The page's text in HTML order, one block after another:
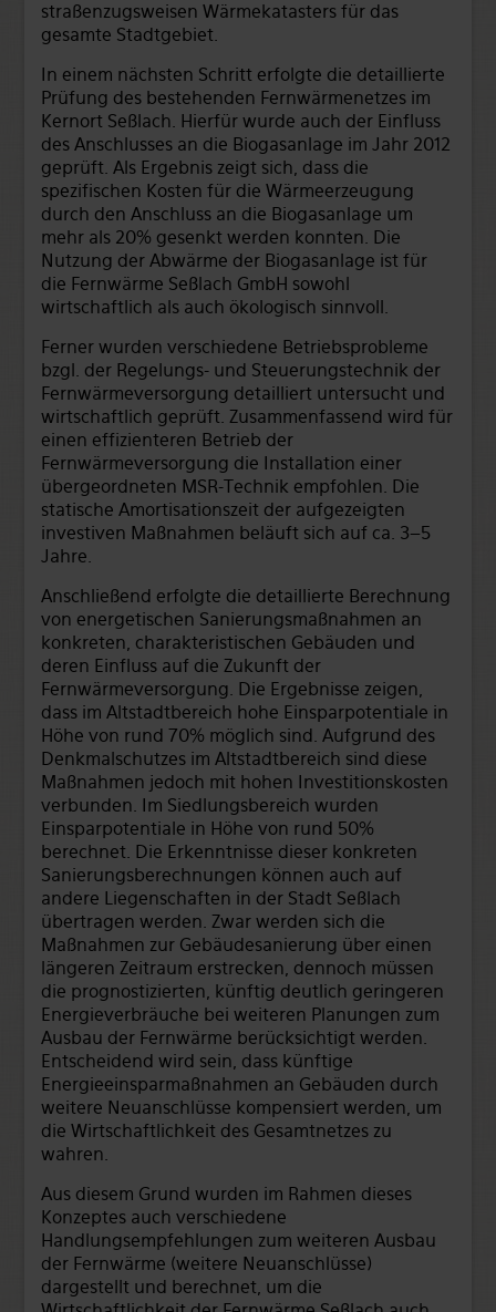
straßenzugsweisen Wärmekatasters für das
gesamte Stadtgebiet.
In einem nächsten Schritt erfolgte die detaillierte
Prüfung des bestehenden Fernwärmenetzes im
Kernort Seßlach. Hierfür wurde auch der Einfluss
des Anschlusses an die Biogasanlage im Jahr 2012
geprüft. Als Ergebnis zeigt sich, dass die
spezifischen Kosten für die Wärmeerzeugung
durch den Anschluss an die Biogasanlage um
mehr als 20% gesenkt werden konnten. Die
Nutzung der Abwärme der Biogasanlage ist für
die Fernwärme Seßlach GmbH sowohl
wirtschaftlich als auch ökologisch sinnvoll.
Ferner wurden verschiedene Betriebsprobleme
bzgl. der Regelungs- und Steuerungstechnik der
Fernwärmeversorgung detailliert untersucht und
wirtschaftlich geprüft. Zusammenfassend wird für
einen effizienteren Betrieb der
Fernwärmeversorgung die Installation einer
übergeordneten MSR-Technik empfohlen. Die
statische Amortisationszeit der aufgezeigten
investiven Maßnahmen beläuft sich auf ca. 3–5
Jahre.
Anschließend erfolgte die detaillierte Berechnung
von energetischen Sanierungsmaßnahmen an
konkreten, charakteristischen Gebäuden und
deren Einfluss auf die Zukunft der
Fernwärmeversorgung. Die Ergebnisse zeigen,
dass im Altstadtbereich hohe Einsparpotentiale in
Höhe von rund 70% möglich sind. Aufgrund des
Denkmalschutzes im Altstadtbereich sind diese
Maßnahmen jedoch mit hohen Investitionskosten
verbunden. Im Siedlungsbereich wurden
Einsparpotentiale in Höhe von rund 50%
berechnet. Die Erkenntnisse dieser konkreten
Sanierungsberechnungen können auch auf
andere Liegenschaften in der Stadt Seßlach
übertragen werden. Zwar werden sich die
Maßnahmen zur Gebäudesanierung über einen
längeren Zeitraum erstrecken, dennoch müssen
die prognostizierten, künftig deutlich geringeren
Energieverbräuche bei weiteren Planungen zum
Ausbau der Fernwärme berücksichtigt werden.
Entscheidend wird sein, dass künftige
Energieeinsparmaßnahmen an Gebäuden durch
weitere Neuanschlüsse kompensiert werden, um
die Wirtschaftlichkeit des Gesamtnetzes zu
wahren.
Aus diesem Grund wurden im Rahmen dieses
Konzeptes auch verschiedene
Handlungsempfehlungen zum weiteren Ausbau
der Fernwärme (weitere Neuanschlüsse)
dargestellt und berechnet, um die